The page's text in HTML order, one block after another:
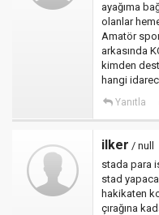
ayağıma
olanlar
Amatör
arkasında
kimden
hangi
Yanıtla
ilker / null
stada para
stad
hakikaten
çırağına